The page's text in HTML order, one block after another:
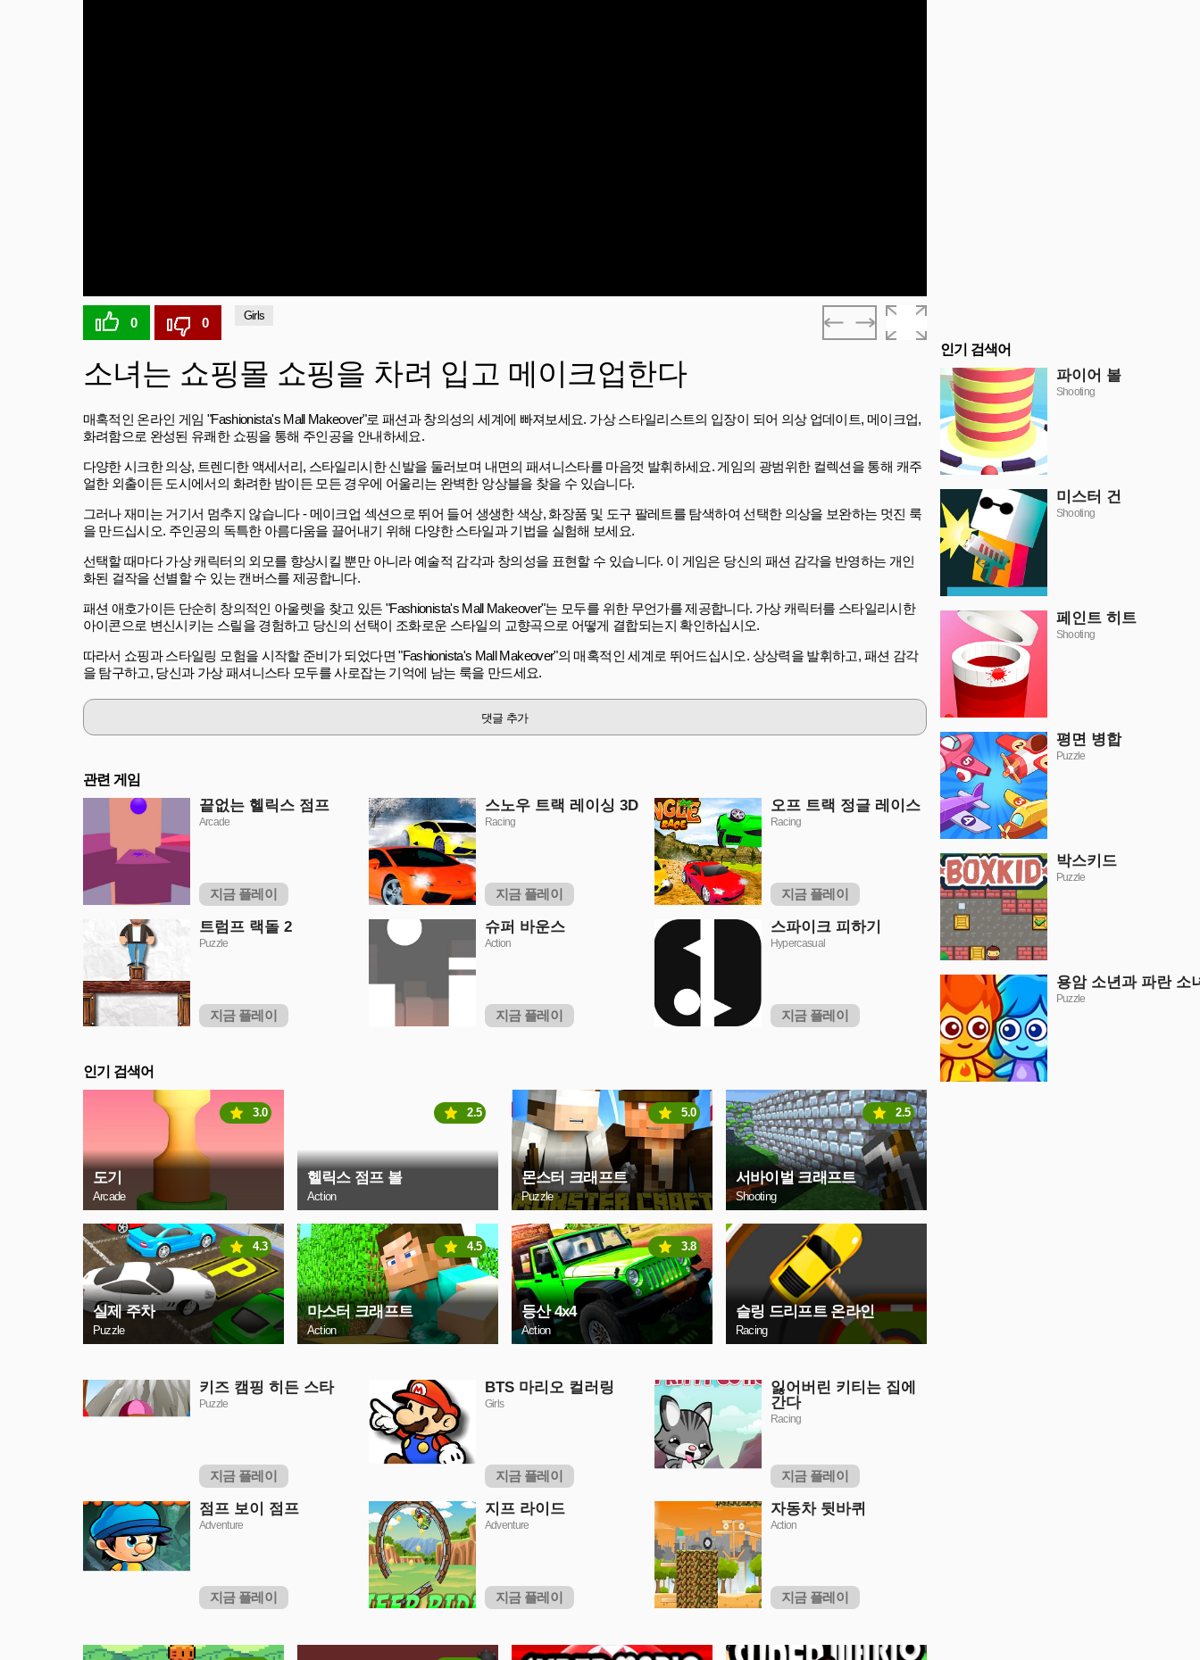
0 0 Girls
소녀는 쇼핑몰 쇼핑을 차려 입고 메이크업한다
매혹적인 온라인 게임 "Fashionista's Mall Makeover"로 패션과 창의성의 세계에 빠져보세요. 가상 스타일리스트의 입장이 되어 의상 업데이트, 메이크업,
화려함으로 완성된 유쾌한 쇼핑을 통해 주인공을 안내하세요.
다양한 시크한 의상, 트렌디한 액세서리, 스타일리시한 신발을 둘러보며 내면의 패셔니스타를 마음껏 발휘하세요. 게임의 광범위한 컬렉션을 통해 캐주
얼한 외출이든 도시에서의 화려한 밤이든 모든 경우에 어울리는 완벽한 앙상블을 찾을 수 있습니다.
그러나 재미는 거기서 멈추지 않습니다 - 메이크업 섹션으로 뛰어 들어 생생한 색상, 화장품 및 도구 팔레트를 탐색하여 선택한 의상을 보완하는 멋진 룩
을 만드십시오. 주인공의 독특한 아름다움을 끌어내기 위해 다양한 스타일과 기법을 실험해 보세요.
선택할 때마다 가상 캐릭터의 외모를 향상시킬 뿐만 아니라 예술적 감각과 창의성을 표현할 수 있습니다. 이 게임은 당신의 패션 감각을 반영하는 개인
화된 걸작을 선별할 수 있는 캔버스를 제공합니다.
패션 애호가이든 단순히 창의적인 아울렛을 찾고 있든 "Fashionista's Mall Makeover"는 모두를 위한 무언가를 제공합니다. 가상 캐릭터를 스타일리시한
아이콘으로 변신시키는 스릴을 경험하고 당신의 선택이 조화로운 스타일의 교향곡으로 어떻게 결합되는지 확인하십시오.
따라서 쇼핑과 스타일링 모험을 시작할 준비가 되었다면 "Fashionista's Mall Makeover"의 매혹적인 세계로 뛰어드십시오. 상상력을 발휘하고, 패션 감각
을 탐구하고, 당신과 가상 패셔니스타 모두를 사로잡는 기억에 남는 룩을 만드세요.
댓글 추가
관련 게임
끝없는 헬릭스 점프
Arcade
지금 플레이
스노우 트랙 레이싱 3D
Racing
지금 플레이
오프 트랙 정글 레이스
Racing
지금 플레이
트럼프 랙돌 2
Puzzle
지금 플레이
슈퍼 바운스
Action
지금 플레이
스파이크 피하기
Hypercasual
지금 플레이
인기 검색어
도기
Arcade
3.0
헬릭스 점프 볼
Action
2.5
몬스터 크래프트
Puzzle
5.0
서바이벌 크래프트
Shooting
2.5
실제 주차
Puzzle
4.3
마스터 크래프트
Action
4.5
등산 4x4
Action
3.8
슬링 드리프트 온라인
Racing
키즈 캠핑 히든 스타
Puzzle
지금 플레이
BTS 마리오 컬러링
Girls
지금 플레이
잃어버린 키티는 집에
간다
Racing
지금 플레이
점프 보이 점프
Adventure
지금 플레이
지프 라이드
Adventure
지금 플레이
자동차 뒷바퀴
Action
지금 플레이
인기 검색어
파이어 볼
Shooting
미스터 건
Shooting
페인트 히트
Shooting
평면 병합
Puzzle
박스키드
Puzzle
용암 소년과 파란 소
Puzzle